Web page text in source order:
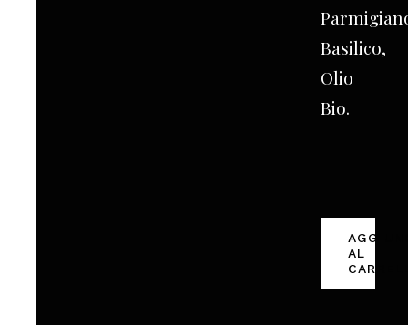
Basilico,
Olio
Bio.
Napoletano
quantità
AL